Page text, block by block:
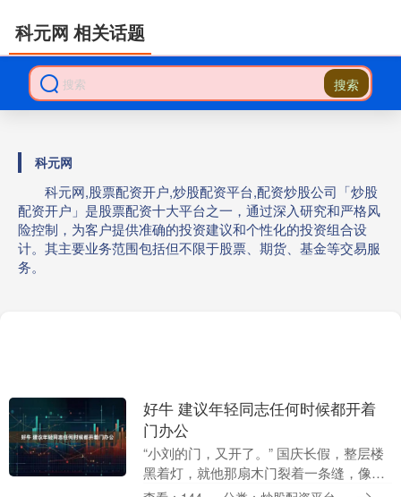
搜索
科元网
科元网,股票配资开户,炒股配资平台,配资炒股公司「炒股
配资开户」是股票配资十大平台之一，通过深入研究和严格风
险控制，为客户提供准确的投资建议和个性化的投资组合设
计。其主要业务范围包括但不限于股票、期货、基金等交易服
务。
科元网 相关话题
好牛 建议年轻同志任何时候都开着
门办公
“小刘的门，又开了。” 国庆长假，整层楼
黑着灯，就他那扇木门裂着一条缝，像谁
半夜没睡踏实，睁着眼。 有人路过，嘀咕